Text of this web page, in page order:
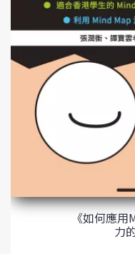
《如何應
力